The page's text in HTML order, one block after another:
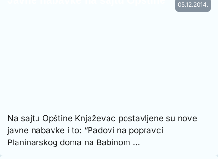
05.12.2014.
Na sajtu Opštine Knjaževac postavljene su nove
javne nabavke i to: “Padovi na popravci
Planinarskog doma na Babinom …